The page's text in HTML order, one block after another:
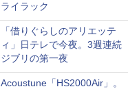
ライラック
「借りぐらしのアリエッテ
ィ」日テレで今夜。3週連続
ジブリの第一夜
Acoustune「HS2000Air」。